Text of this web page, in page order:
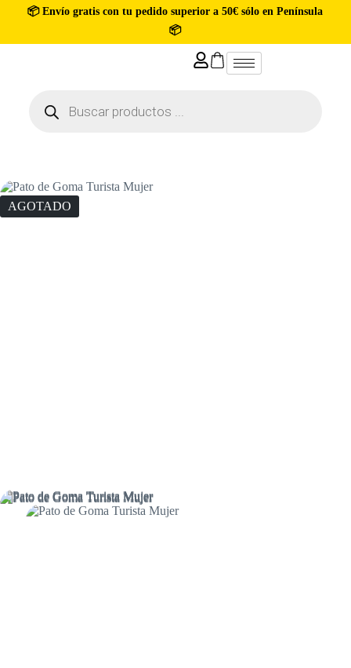
📦 Envío gratis con tu pedido superior a 50€ sólo en Península
📦
AGOTADO